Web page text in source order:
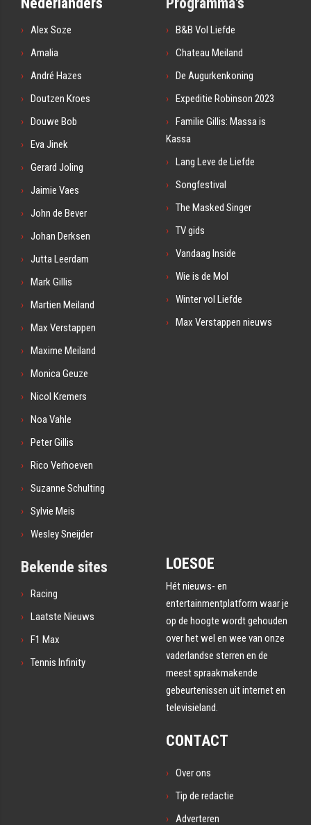
Alex Soze
Amalia
André Hazes
Doutzen Kroes
Douwe Bob
Eva Jinek
Gerard Joling
Jaimie Vaes
John de Bever
Johan Derksen
Jutta Leerdam
Mark Gillis
Martien Meiland
Max Verstappen
Maxime Meiland
Monica Geuze
Nicol Kremers
Noa Vahle
Peter Gillis
Rico Verhoeven
Suzanne Schulting
Sylvie Meis
Wesley Sneijder
B&B Vol Liefde
Chateau Meiland
De Augurkenkoning
Expeditie Robinson 2023
Familie Gillis: Massa is
Kassa
Lang Leve de Liefde
Songfestival
The Masked Singer
TV gids
Vandaag Inside
Wie is de Mol
Winter vol Liefde
Max Verstappen nieuws
Bekende sites
Racing
Laatste Nieuws
F1 Max
Tennis Infinity
LOESOE
Hét nieuws- en
entertainmentplatform waar je
op de hoogte wordt gehouden
over het wel en wee van onze
vaderlandse sterren en de
meest spraakmakende
gebeurtenissen uit internet en
televisieland.
CONTACT
Over ons
Tip de redactie
Adverteren